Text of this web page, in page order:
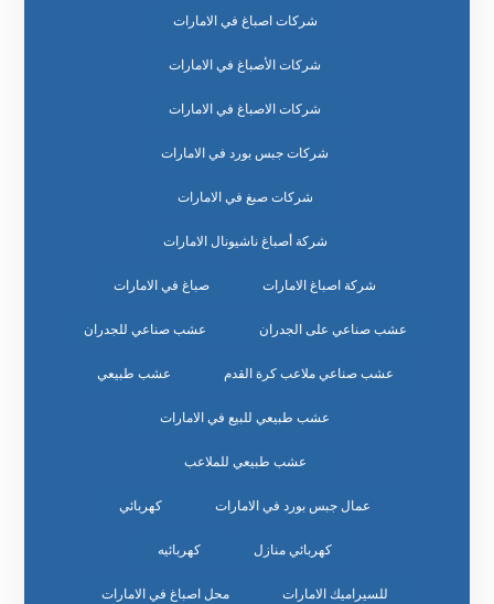
شركات اصباغ في الامارات
شركات الأصباغ في الامارات
شركات الاصباغ في الامارات
شركات جبس بورد في الامارات
شركات صبغ في الامارات
شركة أصباغ ناشيونال الامارات
شركة اصباغ الامارات صباغ في الامارات
عشب صناعي على الجدران عشب صناعي للجدران
عشب صناعي ملاعب كرة القدم عشب طبيعي
عشب طبيعي للبيع في الامارات
عشب طبيعي للملاعب
عمال جبس بورد في الامارات كهربائي
كهربائي منازل كهربائيه
للسيراميك الامارات محل اصباغ في الامارات